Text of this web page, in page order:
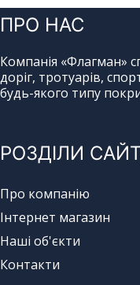
ПРО НАС
Компанія «Флагман»
доріг, тротуарів,
будь-якого типу
РОЗДІЛИ
Про компанію
Інтернет магазин
Наші об'єкти
Контакти